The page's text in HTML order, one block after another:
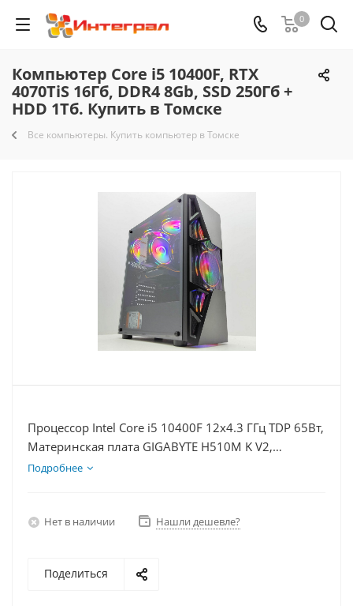
0
Компьютер Core i5 10400F, RTX
4070TiS 16Гб, DDR4 8Gb, SSD 250Гб +
HDD 1Тб. Купить в Томске
Все компьютеры. Купить компьютер в Томске
Процессор Intel Core i5 10400F 12x4.3 ГГц TDP 65Вт,
Материнская плата GIGABYTE H510M K V2,
Видеокарта RTX 4070TiS 16Гб, Память DDR4 8Gb,
Подробнее
Нет в наличии Нашли дешевле?
Поделиться